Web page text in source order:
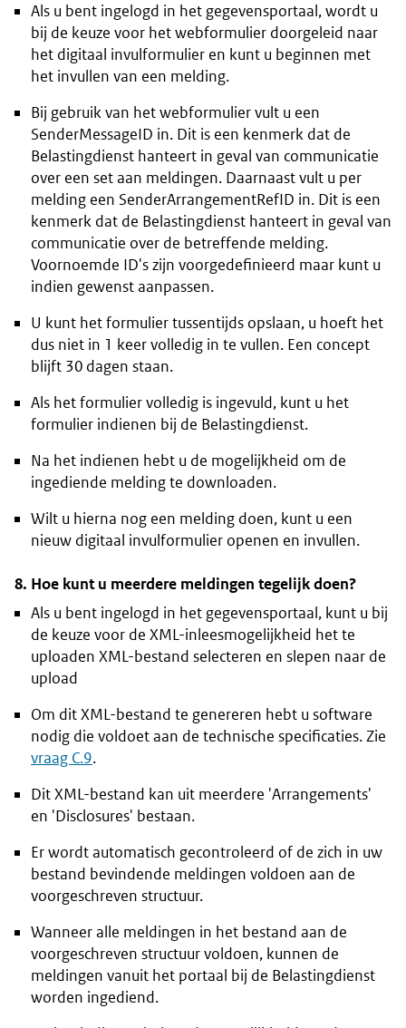
Als u bent ingelogd in het gegevensportaal, wordt u
bij de keuze voor het webformulier doorgeleid naar
het digitaal invulformulier en kunt u beginnen met
het invullen van een melding.
Bij gebruik van het webformulier vult u een
SenderMessageID in. Dit is een kenmerk dat de
Belastingdienst hanteert in geval van communicatie
over een set aan meldingen. Daarnaast vult u per
melding een SenderArrangementRefID in. Dit is een
kenmerk dat de Belastingdienst hanteert in geval van
communicatie over de betreffende melding.
Voornoemde ID'szijn voorgedefinieerd maar kunt u
indien gewenst aanpassen.
U kunt het formulier tussentijds opslaan, u hoeft het
dus niet in 1 keer volledig in te vullen. Een concept
blijft 30 dagen staan.
Als het formulier volledig is ingevuld, kunt u het
formulier indienen bij de Belastingdienst.
Na het indienen hebt u de mogelijkheid om de
ingediende melding te downloaden.
Wilt u hierna nog een melding doen, kunt u een
nieuw digitaal invulformulier openen en invullen.
8. Hoe kunt u meerdere meldingen tegelijk doen?
Als u bent ingelogd in het gegevensportaal, kunt u bij
de keuze voor de XML-inleesmogelijkheid het te
uploaden XML-bestand selecteren en slepen naar de
upload
Om dit XML-bestand te genereren hebt u software
nodig die voldoet aan de technische specificaties. Zie
vraag C.9.
Dit XML-bestand kan uit meerdere 'Arrangements'
en 'Disclosures' bestaan.
Er wordt automatisch gecontroleerd of de zich in uw
bestand bevindende meldingen voldoen aan de
voorgeschreven structuur.
Wanneer alle meldingen in het bestand aan de
voorgeschreven structuur voldoen, kunnen de
meldingen vanuit het portaal bij de Belastingdienst
worden ingediend.